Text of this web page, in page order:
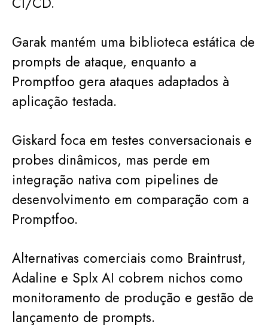
Garak mantém uma biblioteca estática de
prompts de ataque, enquanto a
Promptfoo gera ataques adaptados à
aplicação testada.
Giskard foca em testes conversacionais e
probes dinâmicos, mas perde em
integração nativa com pipelines de
desenvolvimento em comparação com a
Promptfoo.
Alternativas comerciais como Braintrust,
Adaline e Splx AI cobrem nichos como
monitoramento de produção e gestão de
lançamento de prompts.